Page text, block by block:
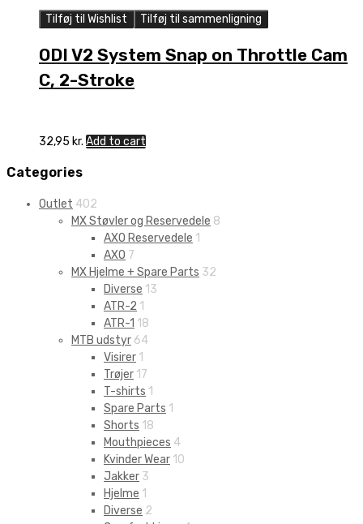
Tilføj til Wishlist Tilføj til sammenligning
ODI V2 System Snap on Throttle Cam
C, 2-Stroke
32,95 kr. Add to cart
Categories
Outlet 402
MX Støvler og Reservedele 8
AXO Reservedele 1
AXO 7
MX Hjelme + Spare Parts 32
Diverse 13
ATR-2 1
ATR-1 18
MTB udstyr 64
Visirer 1
Trøjer 17
T-shirts 1
Spare Parts 1
Shorts 18
Mouthpieces 4
Kvinder Wear 10
Jakker 3
Hjelme 1
Diverse 2